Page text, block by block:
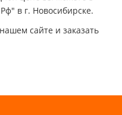
в г. Новосибирске.
сайте и заказать